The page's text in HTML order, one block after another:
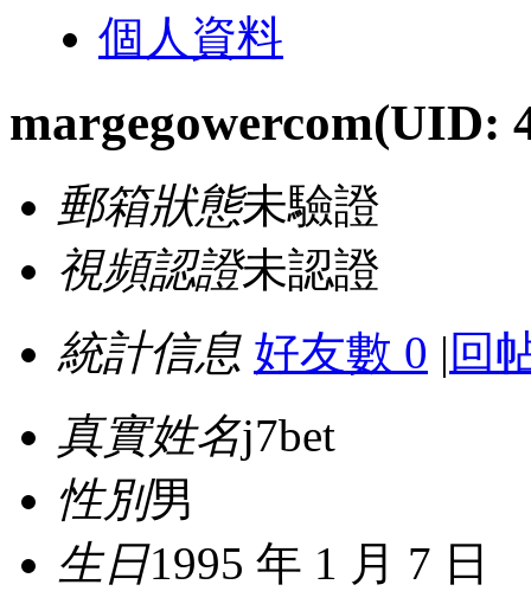
個人資料
margegowercom(UID:
郵箱狀態未驗證
視頻認證未認證
統計信息 好友數 0 | 回
真實姓名j7bet
性別男
生日1995 年 1 月 7 日